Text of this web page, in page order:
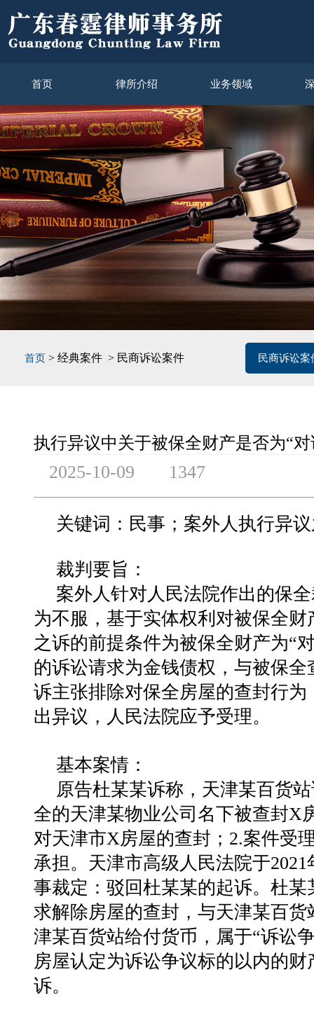
首页 律所介绍 业务领域
首页 > 经典案件 > 民商诉讼案件 民商诉讼案
执⾏异议中关于被保全财产是否为“
2025-10-09 1347
关键词：民事；案外⼈执⾏异
裁判要旨：
案外⼈针对⼈民法院作出的保
为不服，基于实体权利对被保全
之诉的前提条件为被保全财产为“
的诉讼请求为⾦钱债权，与被保
诉主张排除对保全房屋的查封⾏为
出异议，⼈民法院应予受理。
基本案情：
原告杜某某诉称，天津某百货
全的天津某物业公司名下被查封X
对天津市X房屋的查封；2.案件受
承担。 天津市⾼级⼈民法院于
事裁定：驳回杜某某的起诉。 杜某
求解除房屋的查封，与天津某百
津某百货站给付货币，属于“诉讼
房屋认定为诉讼争议标的以内的
诉。